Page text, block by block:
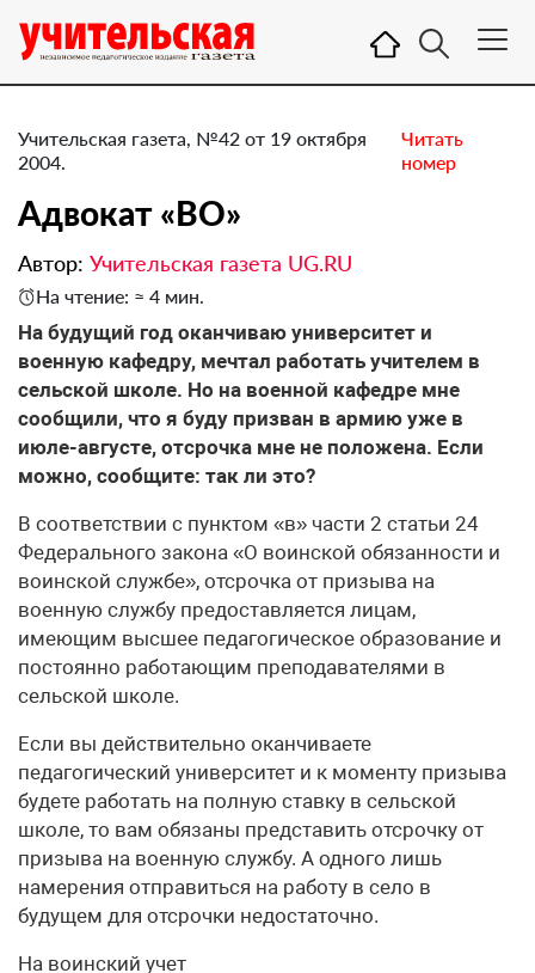
Учительская газета, №42 от 19 октября
2004.
Читать
номер
Адвокат «ВО»
Автор: Учительская газета UG.RU
На чтение: ≈ 4 мин.
На будущий год оканчиваю университет и
военную кафедру, мечтал работать учителем в
сельской школе. Но на военной кафедре мне
сообщили, что я буду призван в армию уже в
июле-августе, отсрочка мне не положена. Если
можно, сообщите: так ли это?
В соответствии с пунктом «в» части 2 статьи 24
Федерального закона «О воинской обязанности и
воинской службе», отсрочка от призыва на
военную службу предоставляется лицам,
имеющим высшее педагогическое образование и
постоянно работающим преподавателями в
сельской школе.
Если вы действительно оканчиваете
педагогический университет и к моменту призыва
будете работать на полную ставку в сельской
школе, то вам обязаны представить отсрочку от
призыва на военную службу. А одного лишь
намерения отправиться на работу в село в
будущем для отсрочки недостаточно.
На воинский учет